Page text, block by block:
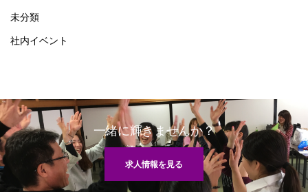
未分類
社内イベント
一緒に輝きませんか？
求人情報を見る